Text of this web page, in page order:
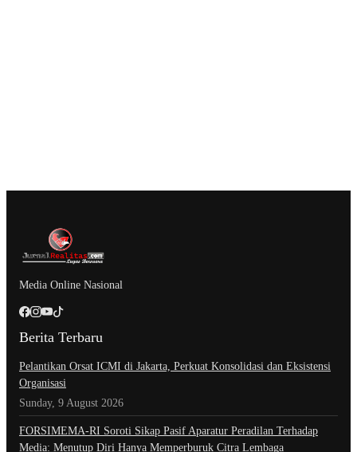
Media Online Nasional
Berita Terbaru
Pelantikan Orsat ICMI di Jakarta, Perkuat Konsolidasi dan Eksistensi
Organisasi
Sunday, 9 August 2026
​FORSIMEMA-RI Soroti Sikap Pasif Aparatur Peradilan Terhadap
Media: Menutup Diri Hanya Memperburuk Citra Lembaga